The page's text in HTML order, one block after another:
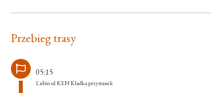
Przebieg trasy
05:15
Lubin ul KEN Kładka przystanek